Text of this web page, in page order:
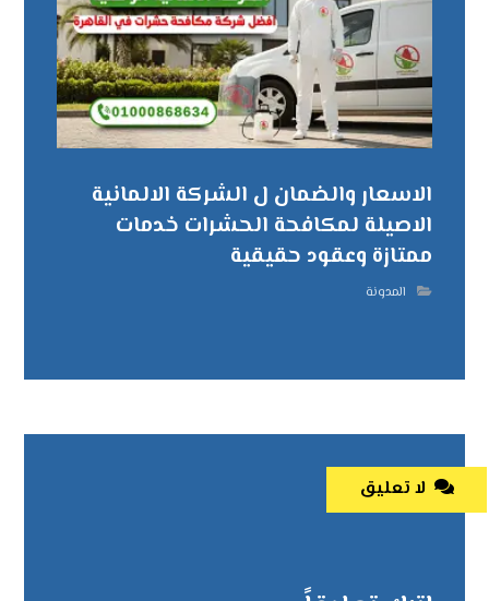
الاسعار والضمان ل الشركة الالمانية
الاصيلة لمكافحة الحشرات خدمات
ممتازة وعقود حقيقية
المدونة
لا تعليق